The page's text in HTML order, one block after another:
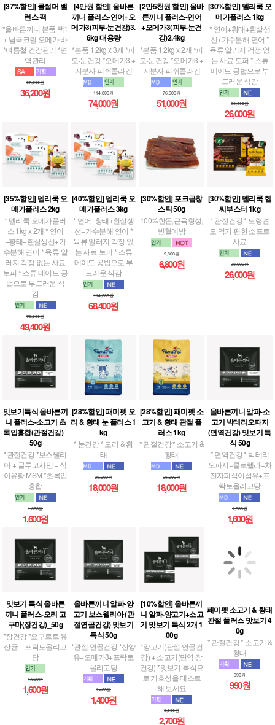
[37%할인] 쿨썸머 밸
런스 팩
*올바른끼니 본품 택1
+ 남극크릴 오메가 바
*여름철 건강관리 *면
역관리
57,500원
36,200원
[4만원 할인] 올바른
끼니 플러스-연어+오
메가3(피부·눈건강)3.
6kg 대용량
*본품 1.2kg x 3개 *피
모·눈건강 *오메가3 +
저분자 피쉬콜라겐
114,000원
74,000원
[2만5천원 할인] 올바
른끼니 플러스-연어
+오메가3(피부·눈건
강)2.4kg
*본품 1.2kg x 2개 *피
모·눈건강 *오메가3 +
저분자 피쉬콜라겐
76,000원
51,000원
[30%할인] 델리쿡 오
메가플러스 1kg
* 연어+황태+흰살생
선+가수분해 연어 *
육류 알러지 걱정 없
는 사료 토퍼 * 스튜
메이드 공법으로 부
드러운 식감
38,000원
26,000원
[35%할인] 델리쿡 오
메가플러스 2kg
* 델리쿡 오메가플러
스 1kg x 2개 * 연어
+황태+흰살생선+가
수분해 연어 * 육류 알
러지 걱정 없는 사료
토퍼 * 스튜 메이드 공
법으로 부드러운 식
감
76,000원
49,400원
[40%할인] 델리쿡 오
메가플러스 3kg
* 연어+황태+흰살생
선+가수분해 연어 *
육류 알러지 걱정 없
는 사료 토퍼 * 스튜
메이드 공법으로 부
드러운 식감
114,000원
68,400원
[30%할인] 포크곱창
스틱 50g
100%한돈,근육형성,
빈혈예방
9,800원
6,800원
[30%할인] 델리쿡 헬
씨부스터 1kg
* 관절건강 * 노령견
도 먹기 편한 소프트
사료
38,000원
26,000원
맛보기특식 올바른끼
니 플러스-소고기 초
록입홍합(관절건강)_
50g
*관절건강 *보스웰리
아 + 글루코사민 + 식
이유황 MSM *초록입
홍합
1,600원
1,600원
[28%할인] 패미펫 오
리 & 황태 눈 플러스 1
kg
* 눈건강 * 오리 & 황
태
25,000원
18,000원
[28%할인] 패미펫 소
고기 & 황태 관절 플
러스 1kg
* 관절건강 * 소고기 &
황태
25,000원
18,000원
올바른끼니 알파-소
고기 박테리오파지
(면역건강) 맛보기 특
식 50g
* 면역건강 * 박테리
오파지+클로렐라+차
전자피식이섬유+프
락토올리고당
1,600원
1,600원
맛보기 특식 올바른
끼니 플러스-오리 고
구마(장건강)_50g
*장건강 *요구르트 유
산균 + 프락토올리고
당
1,600원
1,600원
올바른끼니 알파-양
고기 보스웰리아 (관
절연골건강) 맛보기
특식 50g
*관절·연골건강 *산양
유+오메가3+프락토
올리고당
1,400원
1,400원
[10%할인] 올바른끼
니 알파-양고기+소고
기 맛보기 특식 2개 1
00g
*양고기(관절·연골건
강) + 소고기(면역·장
건강) *맛보기 특식으
로 기호성을 테스트
해 보세요
3,000원
2,700원
관절 플러스 맛보기 4
0g
* 관절건강 * 소고기 &
황태
990원
990원